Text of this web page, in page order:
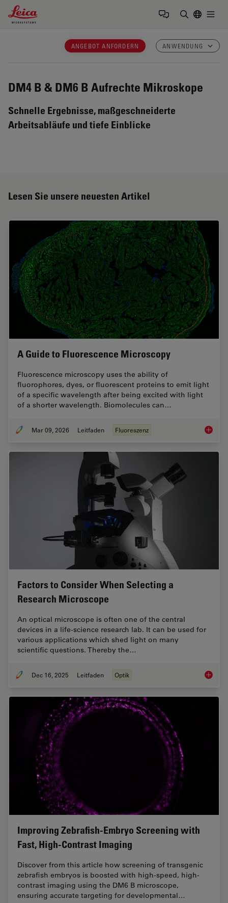
Leica Microsystems Logo
ANGEBOT ANFORDERN ANWENDUNG
DM4 B & DM6 B Aufrechte Mikroskope
Schnelle Ergebnisse, maßgeschneiderte
Arbeitsabläufe und tiefe Einblicke
Lesen Sie unsere neuesten Artikel
A Guide to Fluorescence Microscopy
Fluorescence microscopy uses the ability of
fluorophores, dyes, or fluorescent proteins to emit light
of a specific wavelength after being excited with light
of a shorter wavelength. Biomolecules can…
Mar 09, 2026 Leitfaden Fluoreszenz A
Factors to Consider When Selecting a
Research Microscope
An optical microscope is often one of the central
devices in a life-science research lab. It can be used for
various applications which shed light on many
scientific questions. Thereby the…
Dec 16, 2025 Leitfaden Optik Factors
Improving Zebrafish-Embryo Screening with
Fast, High-Contrast Imaging
Discover from this article how screening of transgenic
zebrafish embryos is boosted with high-speed, high-
contrast imaging using the DM6 B microscope,
ensuring accurate targeting for developmental…